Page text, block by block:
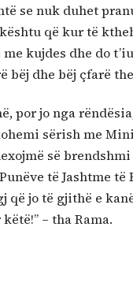
se nuk duhet
që kur të
kujdes dhe do
bëj dhe bëj çfarë
por jo nga
sërish me
së brendshmi
të Jashtme të
që jo të gjithë e
– tha Rama.